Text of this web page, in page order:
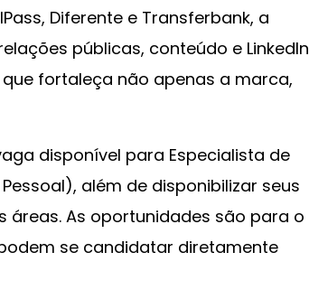
Diferente e Transferbank, a
públicas, conteúdo e LinkedIn
fortaleça não apenas a marca,
disponível para Especialista de
além de disponibilizar seus
As oportunidades são para o
se candidatar diretamente